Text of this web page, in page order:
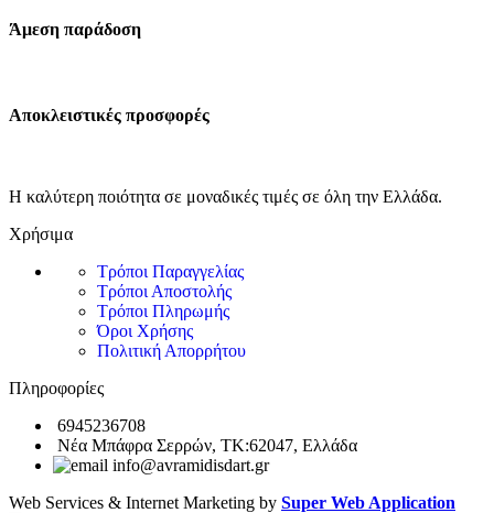
Άμεση παράδοση
Αποκλειστικές προσφορές
Η καλύτερη ποιότητα σε μοναδικές τιμές σε όλη την Ελλάδα.
Χρήσιμα
Τρόποι Παραγγελίας
Τρόποι Αποστολής
Τρόποι Πληρωμής
Όροι Χρήσης
Πολιτική Απορρήτου
Πληροφορίες
6945236708
Νέα Μπάφρα Σερρών, ΤΚ:62047, Ελλάδα
info@avramidisdart.gr
Web Services & Internet Marketing by Super Web Application